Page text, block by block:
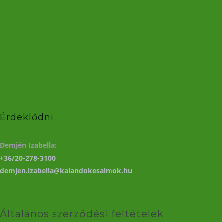
Érdeklődni
Demjén Izabella:
+36/20-278-3100
demjen.izabella@kalandokesalmok.hu
Általános szerződési feltételek